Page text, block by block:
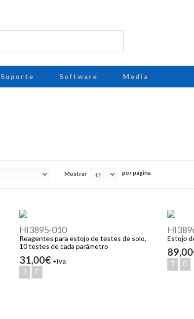
Suporte Software Media
Mostrar por página
HI3895-010
Reagentes para estojo de testes de solo,
10 testes de cada parâmetro
31,00€ +iva
Estojo